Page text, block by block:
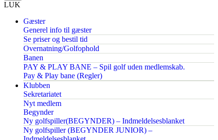
LUK
Gæster
Generel info til gæster
Se priser og bestil tid
Overnatning/Golfophold
Banen
PAY & PLAY BANE – Spil golf uden medlemskab.
Pay & Play bane (Regler)
Klubben
Sekretariatet
Nyt medlem
Begynder
Ny golfspiller(BEGYNDER) – Indmeldelsesblanket
Ny golfspiller (BEGYNDER JUNIOR) –